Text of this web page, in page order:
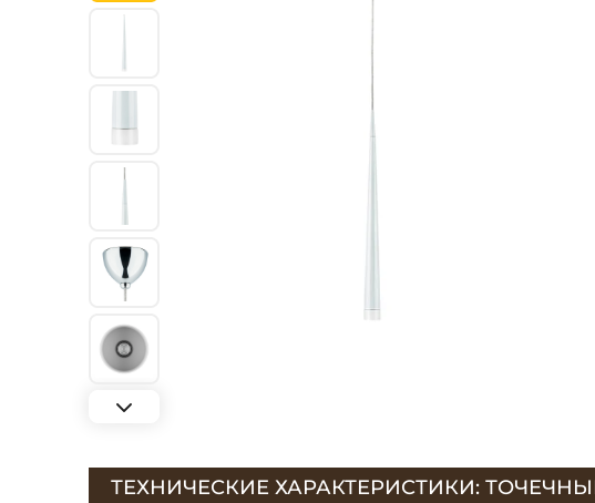
ТЕХНИЧЕСКИЕ ХАРАКТЕРИСТИКИ: ТОЧЕЧНЫЙ